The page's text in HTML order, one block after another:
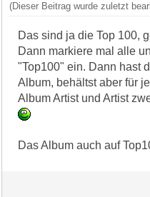
(Dieser Beitrag wurde zuletzt
Das sind ja die Top 100,
Dann markiere mal alle
"Top100" ein. Dann hast
Album, behältst aber für
Album Artist und Artist
Das Album auch auf